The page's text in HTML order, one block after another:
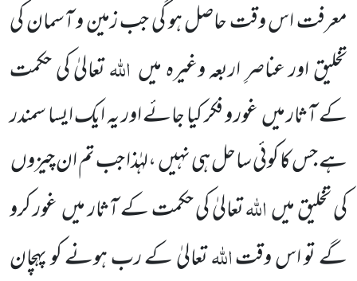
معرفتاس وقت حاصل ہو گی جب زمین و آسمان کی
تخلیق اور عناصرِ اربعہ وغیرہ میں اللہتعالیٰ کی حکمت
کے آثار میںغور و فکر کیاجائے اور یہ ایک ایسا سمندر
ہے جس کا کوئی ساحل ہی نہیں،لہٰذا جب تم ان چیزوں
کی تخلیق میںاللہتعالیٰ کی حکمت کے آثار میںغور کرو
گے تو اس وقتاللہتعالیٰ کے رب ہونے کو پہچان